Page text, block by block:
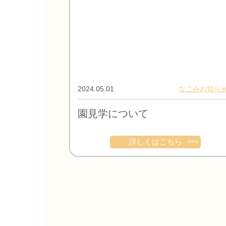
2024.05.01 なごみお知ら
園見学について
詳しくはこちら